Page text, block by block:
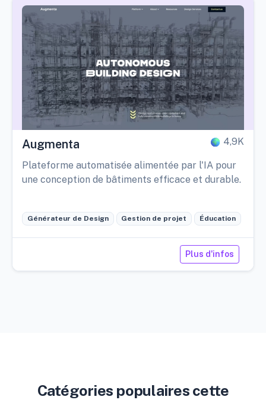
Augmenta 4,9K
Plateforme automatisée alimentée par l'IA pour
une conception de bâtiments efficace et durable.
Générateur de Design Gestion de projet Éducation
Plus d'infos
Catégories populaires cette